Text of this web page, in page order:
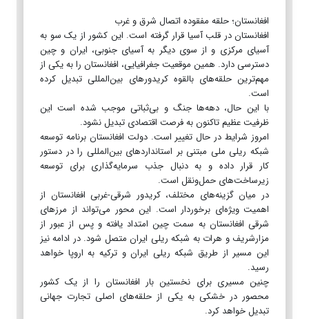
افغانستان؛ حلقه مفقوده اتصال شرق و غرب
افغانستان در قلب آسیا قرار گرفته است. این کشور از یک سو به
آسیای مرکزی و از سوی دیگر به آسیای جنوبی، ایران و چین
دسترسی دارد. همین موقعیت جغرافیایی، افغانستان را به یکی از
مهم‌ترین حلقه‌های بالقوه کریدورهای بین‌المللی تبدیل کرده
است.
با این حال، دهه‌ها جنگ و بی‌ثباتی موجب شده است این
ظرفیت عظیم تاکنون به فرصت اقتصادی تبدیل نشود.
امروز شرایط در حال تغییر است. دولت افغانستان برنامه توسعه
شبکه ریلی ملی مبتنی بر استانداردهای بین‌المللی را در دستور
کار قرار داده و به دنبال جذب سرمایه‌گذاری برای توسعه
زیرساخت‌های حمل‌ونقل است.
در میان گزینه‌های مختلف، کریدور شرقی-غربی افغانستان از
اهمیت ویژه‌ای برخوردار است. این محور می‌تواند از مرزهای
شرقی افغانستان به سمت چین امتداد یافته و پس از عبور از
مزارشریف و هرات به شبکه ریلی ایران متصل شود. در ادامه نیز
این مسیر از طریق شبکه ریلی ایران و ترکیه به اروپا خواهد
رسید.
چنین مسیری برای نخستین بار افغانستان را از یک کشور
محصور در خشکی به یکی از حلقه‌های اصلی تجارت جهانی
تبدیل خواهد کرد.